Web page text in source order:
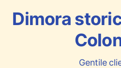
Dimora
Gentile